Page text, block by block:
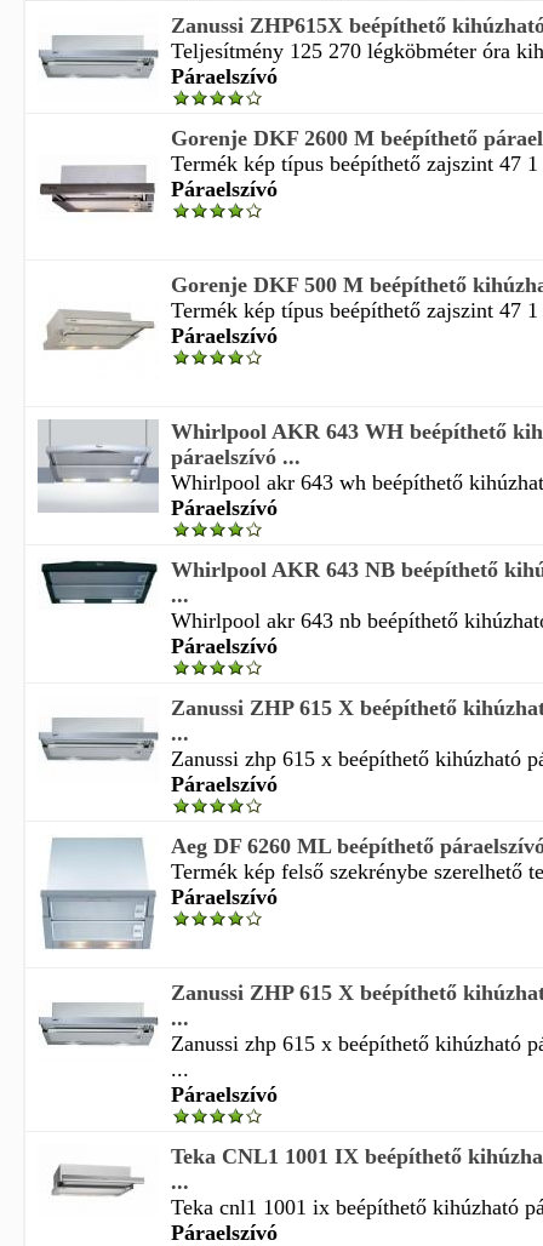
Zanussi ZHP615X beépíthető
Teljesítmény 125 270 légköbméter óra
Páraelszívó
Gorenje DKF 2600 M beépíthető
Termék kép típus beépíthető zajszint 47
Páraelszívó
Gorenje DKF 500 M beépíthető
Termék kép típus beépíthető zajszint 47
Páraelszívó
Whirlpool AKR 643 WH beépíthető
páraelszívó ...
Whirlpool akr 643 wh beépíthető
Páraelszívó
Whirlpool AKR 643 NB beépíthető
...
Whirlpool akr 643 nb beépíthető
Páraelszívó
Zanussi ZHP 615 X beépíthető
...
Zanussi zhp 615 x beépíthető kihúzható
Páraelszívó
Aeg DF 6260 ML beépíthető
Termék kép felső szekrénybe szerelhető
Páraelszívó
Zanussi ZHP 615 X beépíthető
...
Zanussi zhp 615 x beépíthető kihúzható
...
Páraelszívó
Teka CNL1 1001 IX beépíthető
...
Teka cnl1 1001 ix beépíthető kihúzható
Páraelszívó